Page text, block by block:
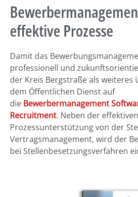
effektive Prozesse
Damit das
professionell und
der Kreis Bergstraße als weiteres
dem Öffentlichen Dienst auf
die Bewerbermanagement
Recruitment. Neben der effektiven
Prozessunterstützung von der
Vertragsmanagement, wird der
bei Stellenbesetzungsverfahren